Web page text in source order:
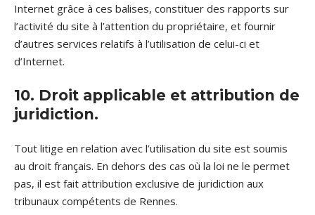
Internet grâce à ces balises, constituer des rapports sur
l’activité du site à l’attention du propriétaire, et fournir
d’autres services relatifs à l’utilisation de celui-ci et
d’Internet.
10. Droit applicable et attribution de
juridiction.
Tout litige en relation avec l’utilisation du site est soumis
au droit français. En dehors des cas où la loi ne le permet
pas, il est fait attribution exclusive de juridiction aux
tribunaux compétents de Rennes.